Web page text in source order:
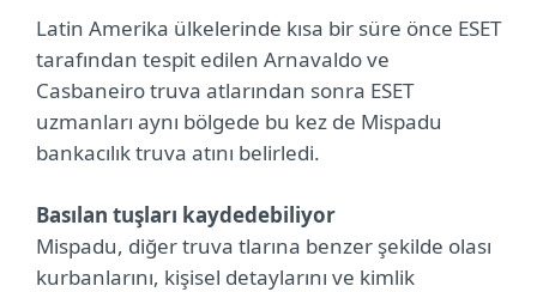
Latin Amerika ülkelerinde kısa bir süre önce ESET
tarafından tespit edilen Arnavaldo ve
Casbaneiro truva atlarından sonra ESET
uzmanları aynı bölgede bu kez de Mispadu
bankacılık truva atını belirledi.
Basılan tuşları kaydedebiliyor
Mispadu, diğer truva tlarına benzer şekilde olası
kurbanlarını, kişisel detaylarını ve kimlik